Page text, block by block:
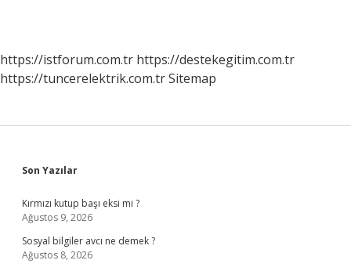
https://istforum.com.tr https://destekegitim.com.tr
https://tuncerelektrik.com.trSitemap
Sidebar
Son Yazılar
Kırmızı kutup başı eksi mi ?
Ağustos 9, 2026
Sosyal bilgiler avcı ne demek ?
Ağustos 8, 2026